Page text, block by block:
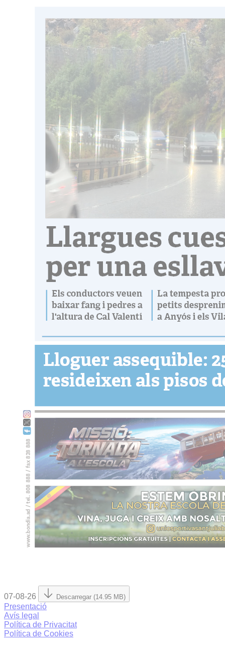
07-08-26 Descarregar (14.95 MB)
Presentació
Avís legal
Política de Privacitat
Política de Cookies